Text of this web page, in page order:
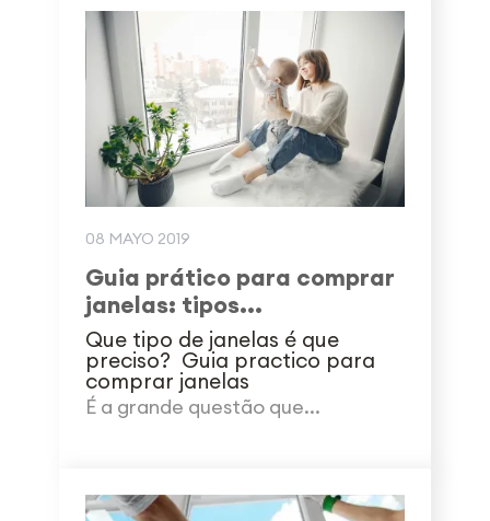
08 MAYO 2019
Guia prático para comprar
janelas: tipos...
Que tipo de janelas é que
preciso? Guia practico para
comprar janelas
É a grande questão que...